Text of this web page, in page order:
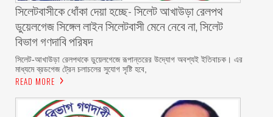
‎সিলেটবাসীকে ধোঁকা দেয়া হচ্ছে- সিলেট আখাউড়া রেলপথ
ডুয়েলগেজ সিঙ্গেল লাইন সিলেটবাসী মেনে নেবে না, সিলেট
বিভাগ গণদাবি পরিষদ
‎​সিলেট-আখাউড়া রেলপথকে ডুয়েলগেজে রূপান্তরের উদ্যোগ অবশ্যই ইতিবাচক। এর
মাধ্যমে ব্রডগেজ ট্রেন চলাচলের সুযোগ সৃষ্টি হবে,
READ MORE